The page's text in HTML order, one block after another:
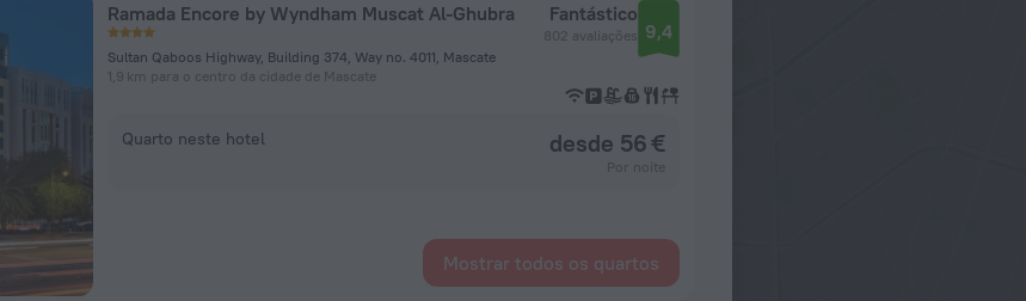
Ramada Encore by Wyndham Muscat Al-Ghubra
Sultan Qaboos Highway, Building 374, Way no. 4011, Mascate
1,9 km para o centro da cidade de Mascate
Fantástico
802 avaliações 9,4
Quarto neste hotel desde 56 €
Mostrar todos os quartos